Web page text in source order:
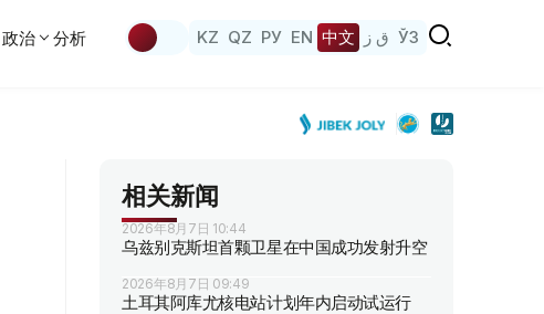
政治 分析 KZ QZ РУ EN 中文 ق ز ЎЗ
相关新闻
2026年8月7日 10:44
乌兹别克斯坦首颗卫星在中国成功发射升空
2026年8月7日 09:49
土耳其阿库尤核电站计划年内启动试运行